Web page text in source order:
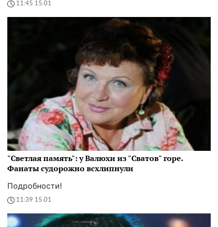
11:45 15.01
"Светлая память": у Валюхи из "Сватов" горе.
Фанаты судорожно всхлипнули
Подробности!
11:39 15.01